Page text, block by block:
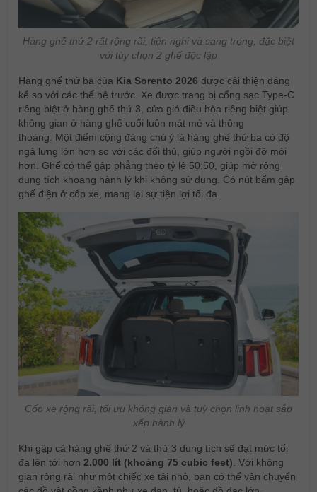
Hàng ghế thứ 2 rất rộng rãi, tiện nghi và sang trọng, đặc biệt
với tùy chọn 2 ghế độc lập
Hàng ghế thứ ba của Kia Sorento 2026 được cải thiện đáng
kể so với các thế hệ trước. Xe được trang bị cổng sạc Type-C
riêng biệt ở hàng ghế thứ 3, cửa gió điều hòa riêng biệt giúp
không gian ở hàng ghế cuối luôn mát mẻ và thông
thoáng. Một điểm cộng đáng chú ý là hàng ghế thứ ba có độ
ngả lưng lớn hơn so với các đối thủ, giúp người ngồi đỡ mỏi
hơn. Ghế có thể gập phẳng theo tỷ lệ 50:50, giúp mở rộng
dung tích khoang hành lý khi không sử dụng. Có nút bấm gập
ghế điện ở cốp xe, mang lại sự tiện lợi tối đa.
Cốp xe rộng rãi, tối ưu không gian và tuỳ chọn linh hoạt sắp
xếp hành lý
Khi gập cả hàng ghế thứ 2 và thứ 3 dung tích sẽ đạt mức tối
đa lên tới hơn 2.000 lít (khoảng 75 cubic feet) . Với không
gian rộng rãi như một chiếc xe tải nhỏ, bạn có thể vận chuyển